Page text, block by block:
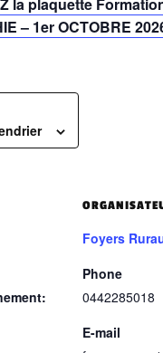
– 1er OCTOBRE
Foyers
Phone
0442285018
E-mail